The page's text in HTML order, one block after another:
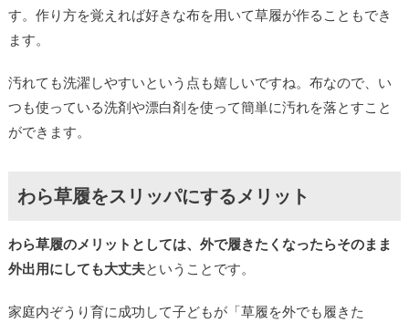
す。作り方を覚えれば好きな布を用いて草履が作ることもでき
ます。
汚れても洗濯しやすいという点も嬉しいですね。布なので、い
つも使っている洗剤や漂白剤を使って簡単に汚れを落とすこと
ができます。
わら草履をスリッパにするメリット
わら草履のメリットとしては、外で履きたくなったらそのまま
外出用にしても大丈夫ということです。
家庭内ぞうり育に成功して子どもが「草履を外でも履きた